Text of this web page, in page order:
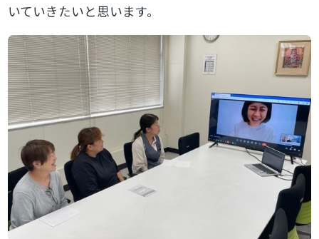
いていきたいと思います。